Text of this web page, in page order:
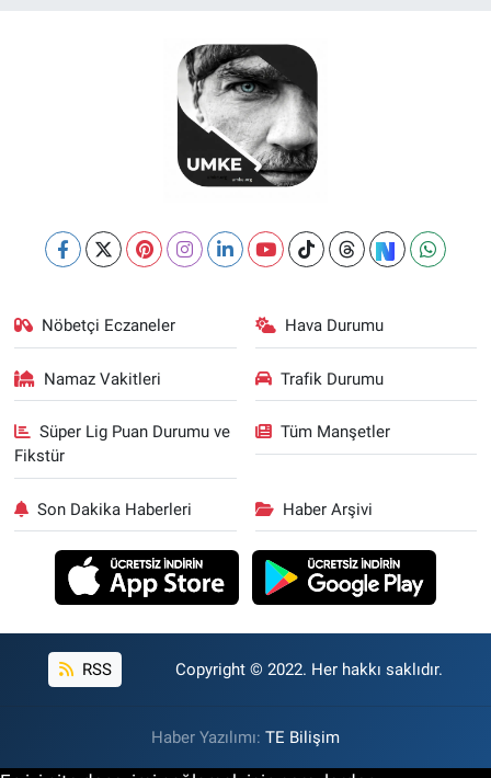
Nöbetçi Eczaneler Hava Durumu
Namaz Vakitleri Trafik Durumu
Süper Lig Puan Durumu ve
Fikstür
Tüm Manşetler
Son Dakika Haberleri Haber Arşivi
RSS Copyright © 2022. Her hakkı saklıdır.
Haber Yazılımı: TE Bilişim